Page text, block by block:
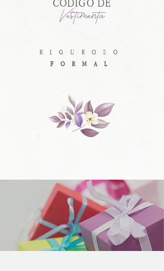
Vestimenta
RIGUROSO
FORMAL